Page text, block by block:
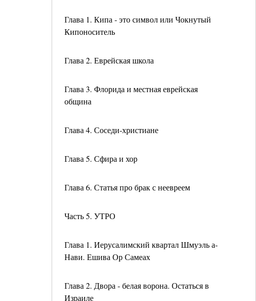
Глава 1. Кипа - это символ или Чокнутый
Кипоноситель
Глава 2. Еврейская школа
Глава 3. Флорида и местная еврейская
община
Глава 4. Соседи-христиане
Глава 5. Сфира и хор
Глава 6. Статья про брак с неевреем
Часть 5. УТРО
Глава 1. Иерусалимский квартал Шмуэль а-
Нави. Ешива Ор Самеах
Глава 2. Двора - белая ворона. Остаться в
Израиле